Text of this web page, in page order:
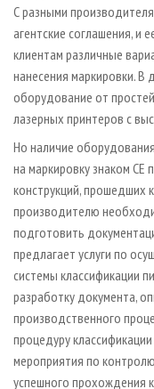
С разными
агентские соглашения, и
клиентам различные
нанесения маркировки.
оборудование от
лазерных принтеров с
Но наличие
на маркировку знаком
конструкций, прошедших
производителю
подготовить
предлагает услуги по
системы классификации
разработку документа,
производственного
процедуру
мероприятия по
успешного прохождения